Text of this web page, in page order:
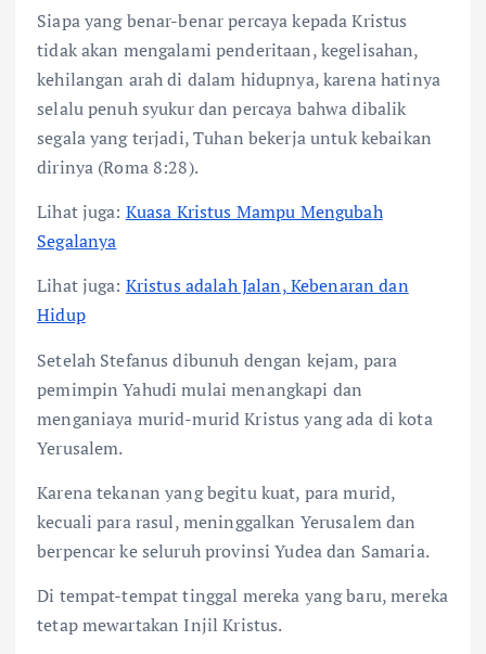
Siapa yang benar-benar percaya kepada Kristus
tidak akan mengalami penderitaan, kegelisahan,
kehilangan arah di dalam hidupnya, karena hatinya
selalu penuh syukur dan percaya bahwa dibalik
segala yang terjadi, Tuhan bekerja untuk kebaikan
dirinya (Roma 8:28).
Lihat juga: Kuasa Kristus Mampu Mengubah
Segalanya
Lihat juga: Kristus adalah Jalan, Kebenaran dan
Hidup
Setelah Stefanus dibunuh dengan kejam, para
pemimpin Yahudi mulai menangkapi dan
menganiaya murid-murid Kristus yang ada di kota
Yerusalem.
Karena tekanan yang begitu kuat, para murid,
kecuali para rasul, meninggalkan Yerusalem dan
berpencar ke seluruh provinsi Yudea dan Samaria.
Di tempat-tempat tinggal mereka yang baru, mereka
tetap mewartakan Injil Kristus.